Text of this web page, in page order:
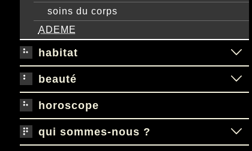
soins du corps
ADEME
habitat
beauté
horoscope
qui sommes-nous ?